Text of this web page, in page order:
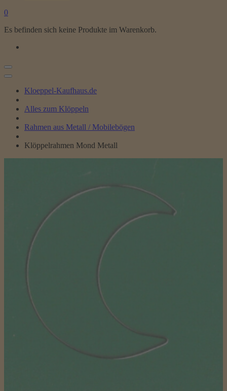
0
Es befinden sich keine Produkte im Warenkorb.
Kloeppel-Kaufhaus.de
Alles zum Klöppeln
Rahmen aus Metall / Mobilebögen
Klöppelrahmen Mond Metall